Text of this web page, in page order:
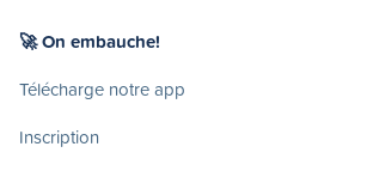
🚀 On embauche!
Télécharge notre app
Inscription